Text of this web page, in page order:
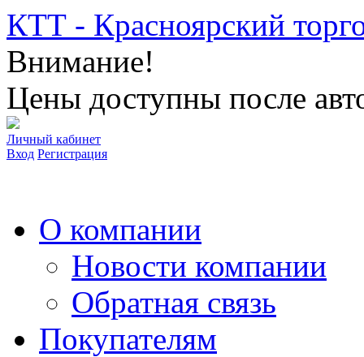
КТТ - Красноярский
Внимание!
Цены доступны после
Личный кабинет
Вход Регистрация
О компании
Новости компании
Обратная связь
Покупателям